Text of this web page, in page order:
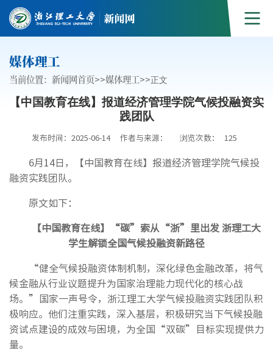
媒体理工
当前位置： 新闻网首页>>媒体理工>>正文
【中国教育在线】报道经济管理学院气候投融资实
践团队
发布时间：2025-06-14 作者与来源： 浏览次数： 125
6月14日，【中国教育在线】报道经济管理学院气候投
融资实践团队。
原文如下：
【中国教育在线】“碳”索从“浙”里出发 浙理工大
学生解锁全国气候投融资新路径
“健全气候投融资体制机制，深化绿色金融改革，将气
候金融从行业议题提升为国家治理能力现代化的核心战
场。”国家一声号令，浙江理工大学气候投融资实践团队积
极响应。他们注重实践，深入基层，积极研究当下气候投融
资试点建设的成效与困境，为全国“双碳”目标实现提供力
量。